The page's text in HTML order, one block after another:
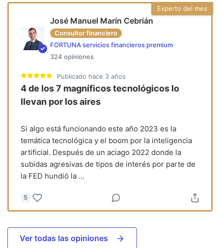
Experto del mes
José Manuel Marín Cebrián
Consultor financiero
FORTUNA servicios financieros premium
324 opiniones
Publicado hace 3 años
4 de los 7 magníficos tecnológicos lo
llevan por los aires
Si algo está funcionando este año 2023 es la
temática tecnológica y el boom por la inteligencia
artificial. Después de un aciago 2022 donde la
subidas agresivas de tipos de interés por parte de
la FED hundió la...
5
Ver todas las opiniones